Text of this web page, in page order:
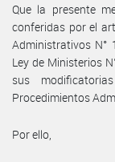
Que la presente
conferidas por el
Administrativos N°
Ley de Ministerios
sus
Procedimientos
Por ello,